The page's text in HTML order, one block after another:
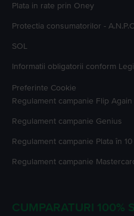
Plata in rate prin Oney
Protectia consumatorilor -
SOL
Informatii obligatorii conform
Preferinte Cookie
Regulament campanie Flip Again
Regulament campanie Genius
Regulament campanie Plata în
Regulament campanie
CUMPARATURI 100%